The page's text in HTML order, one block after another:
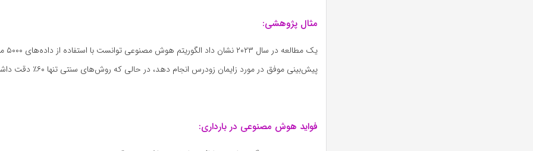
مثال پژوهشی:
پیش‌بینی موفق در مورد زایمان زودرس انجام دهد، در حالی که روش‌های سنتی تنها ۶۰٪ دقت داشتند.
فواید هوش مصنوعی در بارداری: